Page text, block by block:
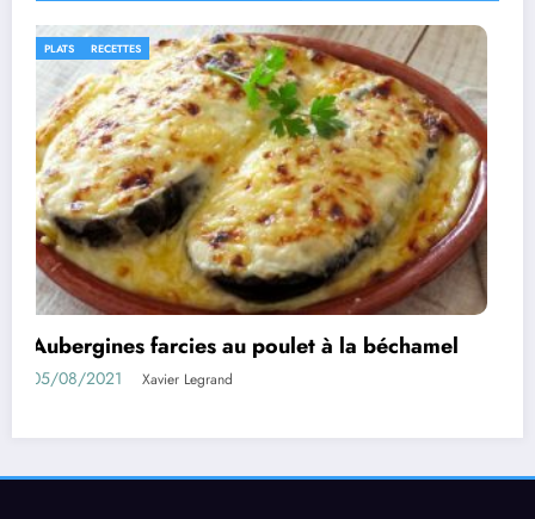
IDÉES RECETTES RECETTES
Rouleaux d’aubergines farcies
01/08/2021 Xavier Legrand